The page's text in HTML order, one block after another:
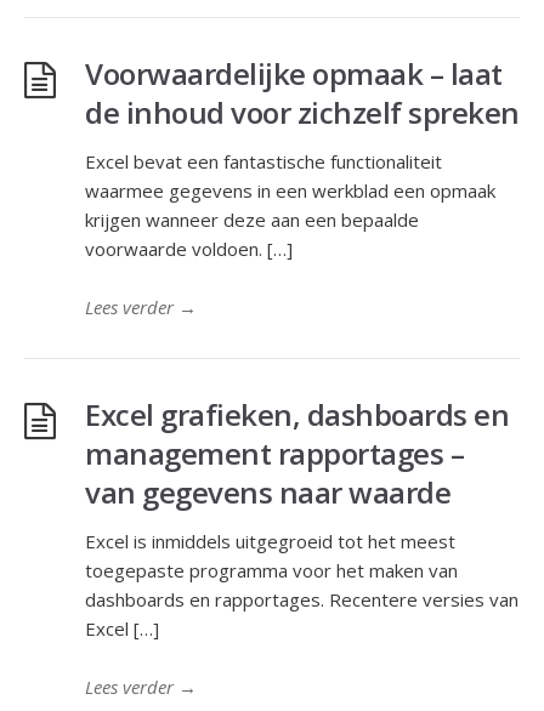
Voorwaardelijke opmaak – laat
de inhoud voor zichzelf spreken
Excel bevat een fantastische functionaliteit
waarmee gegevens in een werkblad een opmaak
krijgen wanneer deze aan een bepaalde
voorwaarde voldoen. […]
Lees verder→
Excel grafieken, dashboards en
management rapportages –
van gegevens naar waarde
Excel is inmiddels uitgegroeid tot het meest
toegepaste programma voor het maken van
dashboards en rapportages. Recentere versies van
Excel […]
Lees verder→